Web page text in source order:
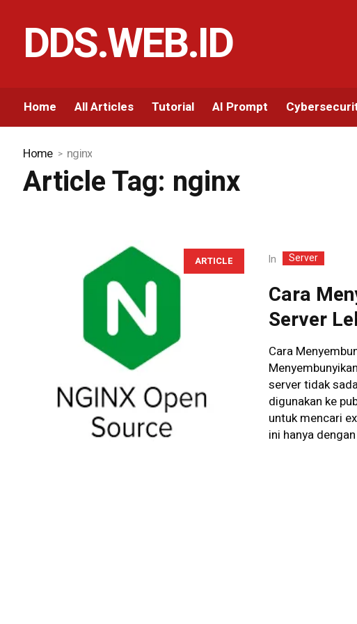
DDS.WEB.ID
Home All Articles Tutorial AI Prompt
Home nginx
Article Tag: nginx
ARTICLE In Server
Cara
Server
Cara
server tidak
digunakan ke
untuk mencari
ini hanya